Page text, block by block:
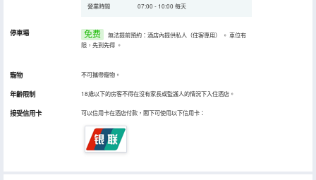
營業時間
07:00 - 10:00 每天
停車場 免费 無法提前預約：酒店內提供私人（住客專用） 。 車位有
限，先到先得 。
寵物 不可攜帶寵物。
年齡限制 18歲以下的房客不得在沒有家長或監護人的情況下入住酒店。
接受信用卡 可以信用卡在酒店付款，閣下可使用以下信用卡：